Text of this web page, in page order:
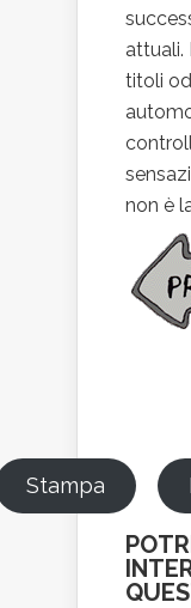
attuali.
titoli
non è
Stampa